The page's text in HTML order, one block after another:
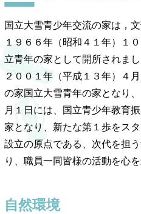
国立大雪青少年交流の家は，
１９６６年（昭和４１年）１
立青年の家として開所されまし
２００１年（平成１３年）４
の家国立大雪青年の家となり
月１日には、国立青少年教育
家となり、新たな第１歩をスタ
設立の原点である、次代を担
り、職員一同皆様の活動を心
自然環境